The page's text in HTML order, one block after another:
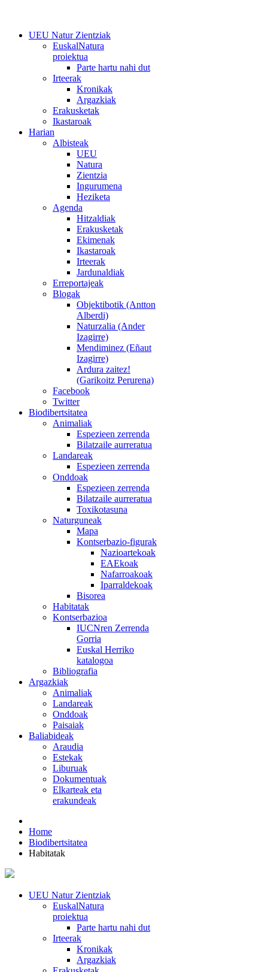
UEU Natur Zientziak
EuskalNatura
proiektua
Parte hartu nahi dut
Irteerak
Kronikak
Argazkiak
Erakusketak
Ikastaroak
Harian
Albisteak
UEU
Natura
Zientzia
Ingurumena
Heziketa
Agenda
Hitzaldiak
Erakusketak
Ekimenak
Ikastaroak
Irteerak
Jardunaldiak
Erreportajeak
Blogak
Objektibotik (Antton
Alberdi)
Naturzalia (Ander
Izagirre)
Mendiminez (Eñaut
Izagirre)
Ardura zaitez!
(Garikoitz Perurena)
Facebook
Twitter
Biodibertsitatea
Animaliak
Espezieen zerrenda
Bilatzaile aurreratua
Landareak
Espezieen zerrenda
Onddoak
Espezieen zerrenda
Bilatzaile aurreratua
Toxikotasuna
Naturguneak
Mapa
Kontserbazio-figurak
Nazioartekoak
EAEkoak
Nafarroakoak
Iparraldekoak
Bisorea
Habitatak
Kontserbazioa
IUCNren Zerrenda
Gorria
Euskal Herriko
katalogoa
Bibliografia
Argazkiak
Animaliak
Landareak
Onddoak
Paisaiak
Baliabideak
Araudia
Estekak
Liburuak
Dokumentuak
Elkarteak eta
erakundeak
Home
Biodibertsitatea
Habitatak
UEU Natur Zientziak
EuskalNatura
proiektua
Parte hartu nahi dut
Irteerak
Kronikak
Argazkiak